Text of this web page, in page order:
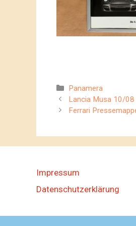
Kategorien
Panamera
Lancia Musa 10/08
Ferrari
Impressum
Datenschutzerklärung